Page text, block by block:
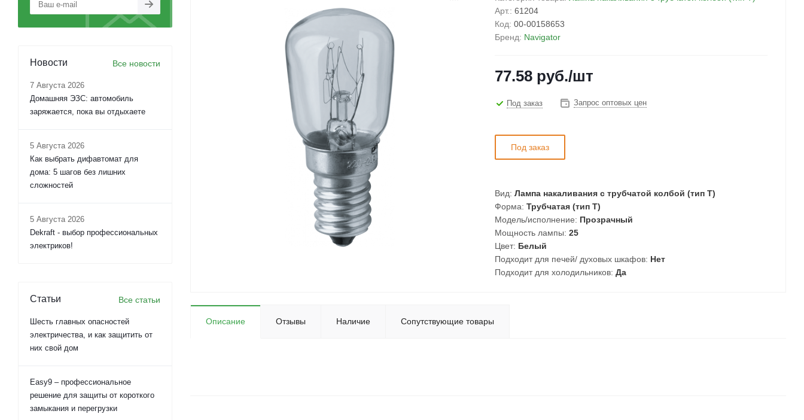
Арт.: 61204
Код: 00-00158653
Бренд: Navigator
77.58 руб./шт
Под заказ Запрос оптовых цен
Под заказ
Вид: Лампа накаливания с трубчатой колбой (тип T)
Форма: Трубчатая (тип T)
Модель/исполнение: Прозрачный
Мощность лампы: 25
Цвет: Белый
Подходит для печей/ духовых шкафов: Нет
Подходит для холодильников: Да
Описание Отзывы Наличие Сопутствующие товары
Новости Все новости
7 Августа 2026
Домашняя ЭЗС: автомобиль
заряжается, пока вы отдыхаете
5 Августа 2026
Как выбрать дифавтомат для
дома: 5 шагов без лишних
сложностей
5 Августа 2026
Dekraft - выбор профессиональных
электриков!
Статьи Все статьи
Шесть главных опасностей
электричества, и как защитить от
них свой дом
Easy9 – профессиональное
решение для защиты от короткого
замыкания и перегрузки